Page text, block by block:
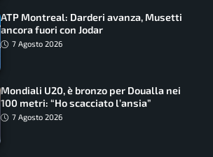
ATP Montreal: Darderi avanza, Musetti
ancora fuori con Jodar
7 Agosto 2026
Mondiali U20, è bronzo per Doualla nei
100 metri: “Ho scacciato l’ansia”
7 Agosto 2026